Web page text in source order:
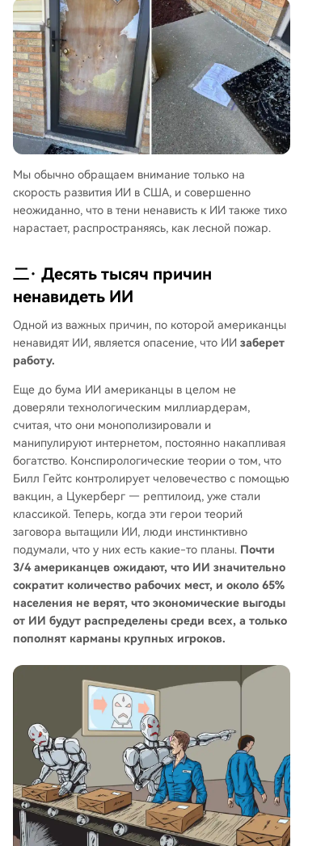
Мы обычно обращаем внимание только на
скорость развития ИИ в США, и совершенно
неожиданно, что в тени ненависть к ИИ также тихо
нарастает, распространяясь, как лесной пожар.
二· Десять тысяч причин
ненавидеть ИИ
Одной из важных причин, по которой американцы
ненавидят ИИ, является опасение, что ИИ заберет
работу.
Еще до бума ИИ американцы в целом не
доверяли технологическим миллиардерам,
считая, что они монополизировали и
манипулируют интернетом, постоянно накапливая
богатство. Конспирологические теории о том, что
Билл Гейтс контролирует человечество с помощью
вакцин, а Цукерберг — рептилоид, уже стали
классикой. Теперь, когда эти герои теорий
заговора вытащили ИИ, люди инстинктивно
подумали, что у них есть какие-то планы. Почти
3/4 американцев ожидают, что ИИ значительно
сократит количество рабочих мест, и около 65%
населения не верят, что экономические выгоды
от ИИ будут распределены среди всех, а только
пополнят карманы крупных игроков.